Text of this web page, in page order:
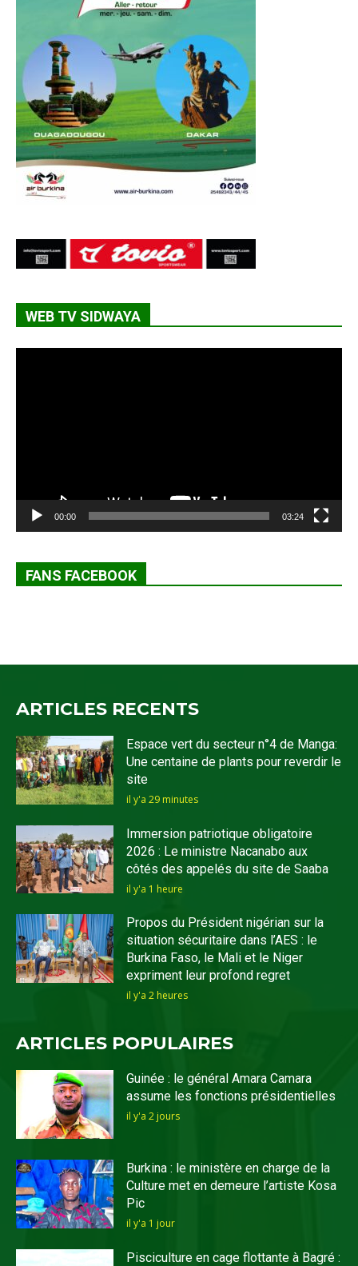
WEB TV SIDWAYA
00:00 03:24
FANS FACEBOOK
ARTICLES RECENTS
Espace vert du secteur n°4 de Manga:
Une centaine de plants pour reverdir le
site
il y'a 29 minutes
Immersion patriotique obligatoire
2026 : Le ministre Nacanabo aux
côtés des appelés du site de Saaba
il y'a 1 heure
Propos du Président nigérian sur la
situation sécuritaire dans l’AES : le
Burkina Faso, le Mali et le Niger
expriment leur profond regret
il y'a 2 heures
ARTICLES POPULAIRES
Guinée : le général Amara Camara
assume les fonctions présidentielles
il y'a 2 jours
Burkina : le ministère en charge de la
Culture met en demeure l’artiste Kosa
Pic
il y'a 1 jour
Pisciculture en cage flottante à Bagré :